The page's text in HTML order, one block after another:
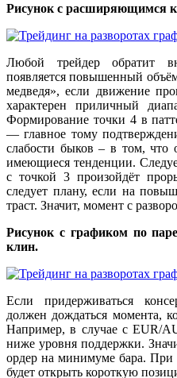
Рисунок с расширяющимся
Любой трейдер обратит
появляется повышенный
медведя», если движение
характерен приличный
Формирование точки 4 в
— главное тому
слабости быков – в том, что
имеющиеся тенденции.
с точкой 3 произойдёт
следует плану, если на
траст. Значит, момент с
Рисунок с графиком по
клин.
Если придерживаться
должен дождаться момента,
Например, в случае с EUR/
ниже уровня поддержки.
ордер на минимуме бара. При
будет открыть короткую